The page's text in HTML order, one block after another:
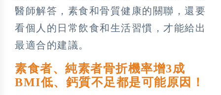
醫師解答，素食和骨質健康的關聯，還要
看個人的日常飲食和生活習慣，才能給出
最適合的建議。
素食者、純素者骨折機率增3成
BMI低、鈣質不足都是可能原因！